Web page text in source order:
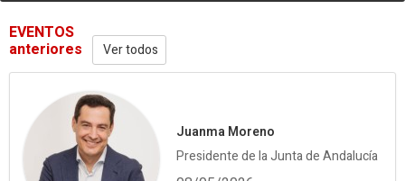
EVENTOS
anteriores Ver todos
Juanma Moreno
Presidente de la Junta de Andalucía